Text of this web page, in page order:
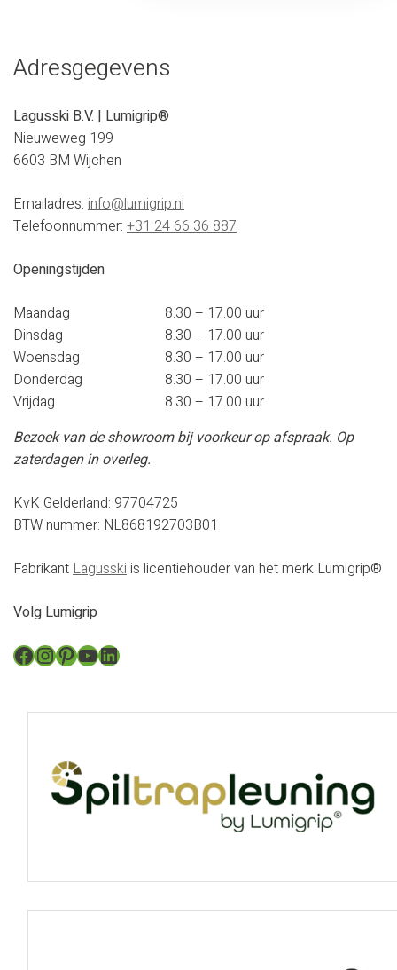
Adresgegevens
Lagusski B.V. | Lumigrip®
Nieuweweg 199
6603 BM Wijchen
Emailadres: info@lumigrip.nl
Telefoonnummer: +31 24 66 36 887
Openingstijden
Maandag
8.30 – 17.00 uur
Dinsdag
8.30 – 17.00 uur
Woensdag
8.30 – 17.00 uur
Donderdag
8.30 – 17.00 uur
Vrijdag
8.30 – 17.00 uur
Bezoek van de showroom bij voorkeur op afspraak. Op
zaterdagen in overleg.
KvK Gelderland: 97704725
BTW nummer: NL868192703B01
FabrikantLagusskiis licentiehouder van het merk Lumigrip®
Volg Lumigrip
Facebook
Instagram
Pinterest
YouTube
LinkedIn